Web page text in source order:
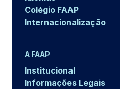
Colégio FAAP
Internacionalização
A FAAP
Institucional
Informações Legais